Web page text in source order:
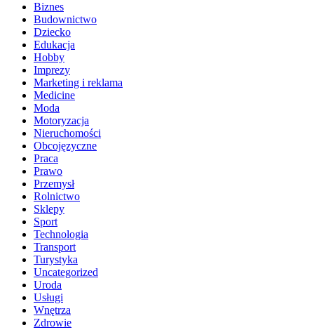
Biznes
Budownictwo
Dziecko
Edukacja
Hobby
Imprezy
Marketing i reklama
Medicine
Moda
Motoryzacja
Nieruchomości
Obcojęzyczne
Praca
Prawo
Przemysł
Rolnictwo
Sklepy
Sport
Technologia
Transport
Turystyka
Uncategorized
Uroda
Usługi
Wnętrza
Zdrowie